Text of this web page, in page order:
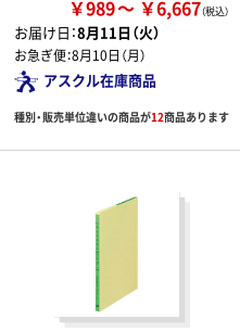
￥989 ￥6,667
お届け日：8月11日（火）
お急ぎ便：8月10日（月）
アスクル在庫商品
種別・販売単位違いの商品が12商品あります